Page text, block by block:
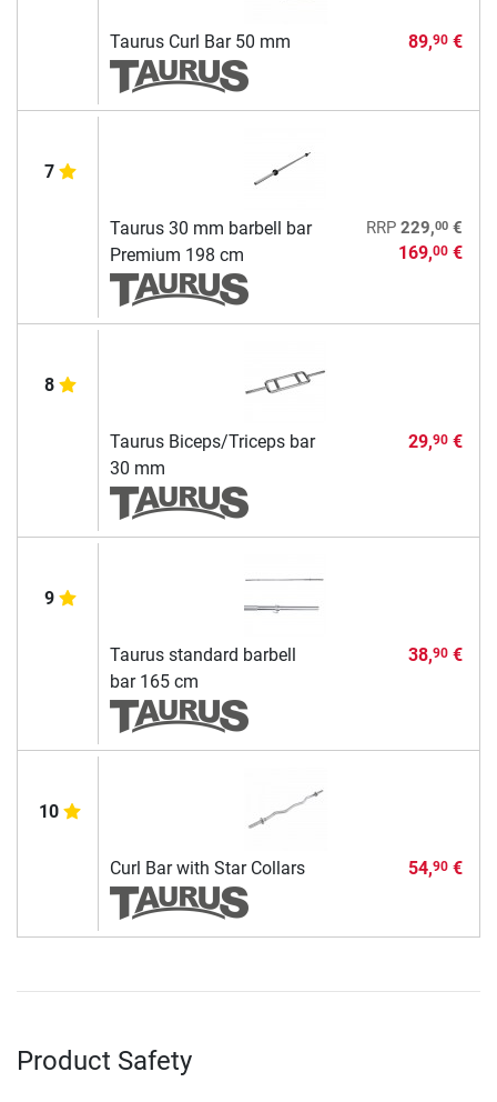
Taurus Curl Bar 50 mm 89,90€
7
Taurus 30 mm barbell bar
Premium 198 cm
RRP 229,00€
169,00€
8
Taurus Biceps/Triceps bar
30 mm
29,90€
9
Taurus standard barbell
bar 165 cm
38,90€
10
Curl Bar with Star Collars 54,90€
Product Safety